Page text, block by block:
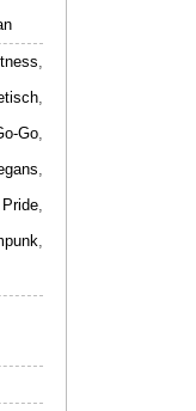
,
,
Go,
,
Pride,
,